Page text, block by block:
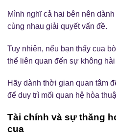
Mình nghĩ cả hai bên nên
cùng nhau giải quyết vấn đề.
Tuy nhiên, nếu bạn thấy cua
thể liên quan đến sự không
Hãy dành thời gian quan tâm
để duy trì mối quan hệ hòa
Tài chính và sự thăng
cua